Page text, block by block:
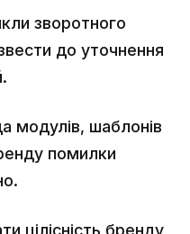
зворотного
до уточнення
модулів, шаблонів
помилки
цілісність бренду,